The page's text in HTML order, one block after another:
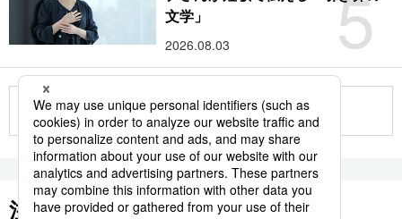
文学」
2026.08.03
もっと見る
注目のキーワード